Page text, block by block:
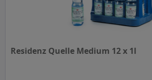
Residenz Quelle Medium 12 x 1l